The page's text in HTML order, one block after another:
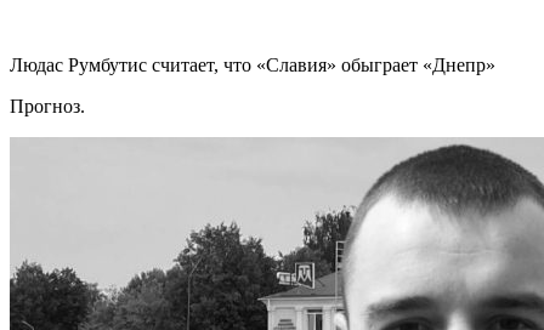
Людас Румбутис считает, что «Славия» обыграет «Днепр»
Прогноз.